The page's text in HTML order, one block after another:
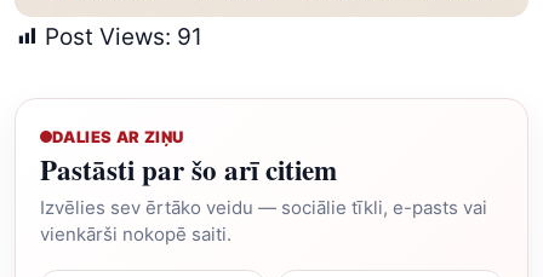
Post Views: 91
DALIES AR ZIŅU
Pastāsti par šo arī citiem
Izvēlies sev ērtāko veidu — sociālie tīkli, e-pasts vai
vienkārši nokopē saiti.